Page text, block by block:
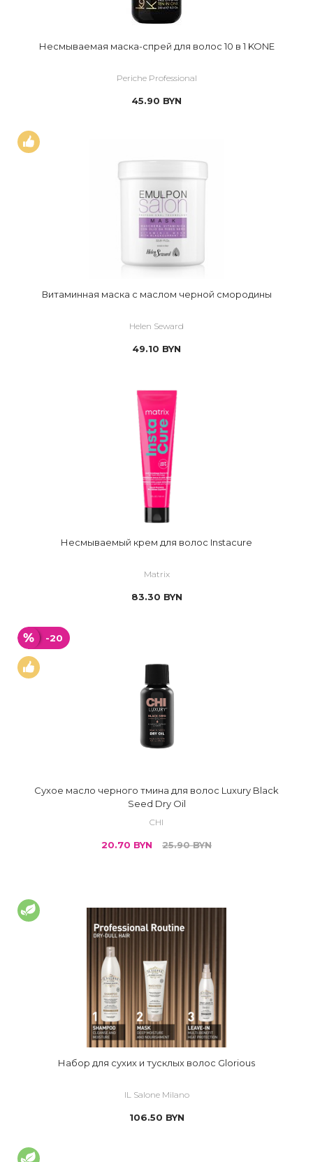
Несмываемая маска-спрей для волос 10 в 1 KONE
Periche Professional
45.90 BYN
Витаминная маска с маслом черной смородины
Helen Seward
49.10 BYN
Несмываемый крем для волос Instacure
Matrix
83.30 BYN
-20
Сухое масло черного тмина для волос Luxury Black
Seed Dry Oil
CHI
20.70 BYN 25.90BYN
Набор для сухих и тусклых волос Glorious
IL Salone Milano
106.50 BYN